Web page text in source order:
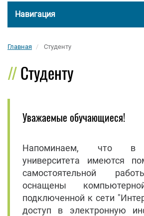
Навигация
Главная Студенту
Студенту
Уважаемые обучающиеся!
Напоминаем, что в
университета имеются
самостоятельной
оснащены
подключенной к сети
доступ в электронную